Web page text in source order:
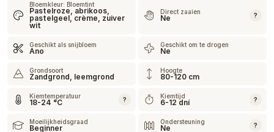
Bloemkleur: Bloemtint
Pastelroze, abrikoos,
pastelgeel, crème, zuiver
wit
Direct zaaien
Ne ?
Geschikt als snijbloem
Ano
Geschikt om te drogen
Ne
Grondsoort
Zandgrond, leemgrond
Hoogte
80-120 cm
Kiemtemperatuur
18-24 °C ? Kiemtijd
6-12 dní ?
Moeilijkheidsgraad
Beginner
Ondersteuning
Ne ?